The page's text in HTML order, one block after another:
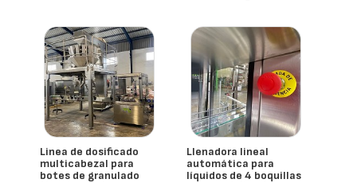
Linea de dosificado
multicabezal para
botes de granulado
Llenadora lineal
automática para
líquidos de 4 boquillas